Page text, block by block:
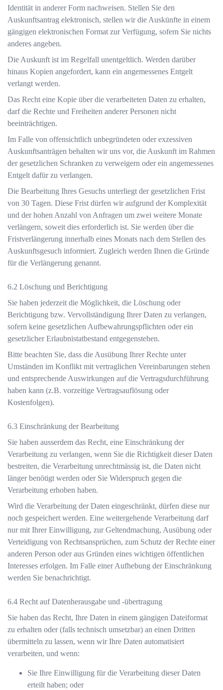
Identität in anderer Form nachweisen. Stellen Sie den
Auskunftsantrag elektronisch, stellen wir die Auskünfte in einem
gängigen elektronischen Format zur Verfügung, sofern Sie nichts
anderes angeben.
Die Auskunft ist im Regelfall unentgeltlich. Werden darüber
hinaus Kopien angefordert, kann ein angemessenes Entgelt
verlangt werden.
Das Recht eine Kopie über die verarbeiteten Daten zu erhalten,
darf die Rechte und Freiheiten anderer Personen nicht
beeinträchtigen.
Im Falle von offensichtlich unbegründeten oder exzessiven
Auskunftsanträgen behalten wir uns vor, die Auskunft im Rahmen
der gesetzlichen Schranken zu verweigern oder ein angemessenes
Entgelt dafür zu verlangen.
Die Bearbeitung Ihres Gesuchs unterliegt der gesetzlichen Frist
von 30 Tagen. Diese Frist dürfen wir aufgrund der Komplexität
und der hohen Anzahl von Anfragen um zwei weitere Monate
verlängern, soweit dies erforderlich ist. Sie werden über die
Fristverlängerung innerhalb eines Monats nach dem Stellen des
Auskunftsgesuch informiert. Zugleich werden Ihnen die Gründe
für die Verlängerung genannt.
Löschung und Berichtigung
Sie haben jederzeit die Möglichkeit, die Löschung oder
Berichtigung bzw. Vervollständigung Ihrer Daten zu verlangen,
sofern keine gesetzlichen Aufbewahrungspflichten oder ein
gesetzlicher Erlaubnistatbestand entgegenstehen.
Bitte beachten Sie, dass die Ausübung Ihrer Rechte unter
Umständen im Konflikt mit vertraglichen Vereinbarungen stehen
und entsprechende Auswirkungen auf die Vertragsdurchführung
haben kann (z.B. vorzeitige Vertragsauflösung oder
Kostenfolgen).
Einschränkung der Bearbeitung
Sie haben ausserdem das Recht, eine Einschränkung der
Verarbeitung zu verlangen, wenn Sie die Richtigkeit dieser Daten
bestreiten, die Verarbeitung unrechtmässig ist, die Daten nicht
länger benötigt werden oder Sie Widerspruch gegen die
Verarbeitung erhoben haben.
Wird die Verarbeitung der Daten eingeschränkt, dürfen diese nur
noch gespeichert werden. Eine weitergehende Verarbeitung darf
nur mit Ihrer Einwilligung, zur Geltendmachung, Ausübung oder
Verteidigung von Rechtsansprüchen, zum Schutz der Rechte einer
anderen Person oder aus Gründen eines wichtigen öffentlichen
Interesses erfolgen. Im Falle einer Aufhebung der Einschränkung
werden Sie benachrichtigt.
Recht auf Datenherausgabe und -übertragung
Sie haben das Recht, Ihre Daten in einem gängigen Dateiformat
zu erhalten oder (falls technisch umsetzbar) an einen Dritten
übermitteln zu lassen, wenn wir Ihre Daten automatisiert
verarbeiten, und wenn:
Sie Ihre Einwilligung für die Verarbeitung dieser Daten
erteilt haben; oder